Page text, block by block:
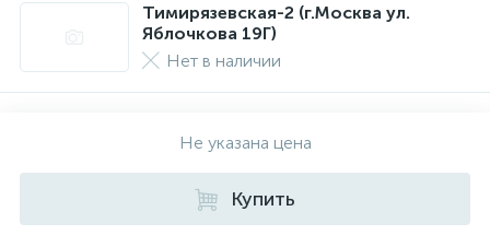
Тимирязевская-2 (г.Москва ул.
Яблочкова 19Г)
Нет в наличии
Не указана цена
Купить